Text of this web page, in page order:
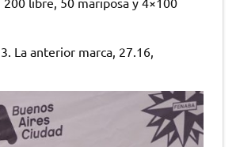
La anterior marca, 27.16,